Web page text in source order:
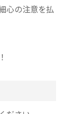
心の注意を払